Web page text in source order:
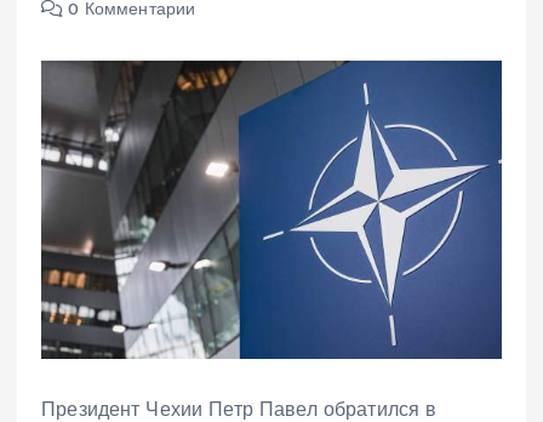
0 Комментарии
Президент Чехии Петр Павел обратился в